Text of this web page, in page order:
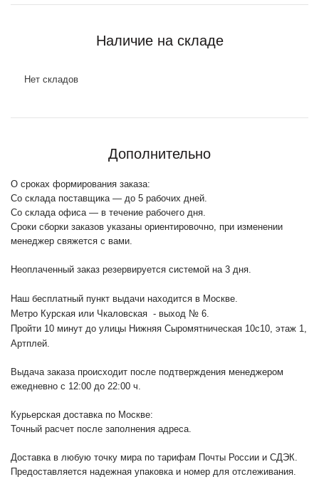
Наличие на складе
Нет складов
Дополнительно
О сроках формирования заказа:
Со склада поставщика — до 5 рабочих дней.
Со склада офиса — в течение рабочего дня.
Сроки сборки заказов указаны ориентировочно, при изменении
менеджер свяжется с вами.
Неоплаченный заказ резервируется системой на 3 дня.
Наш бесплатный пункт выдачи находится в Москве.
Метро Курская или Чкаловская - выход № 6.
Пройти 10 минут до улицы Нижняя Сыромятническая 10с10, этаж 1,
Артплей.
Выдача заказа происходит после подтверждения менеджером
ежедневно с 12:00 до 22:00 ч.
Курьерская доставка по Москве:
Точный расчет после заполнения адреса.
Доставка в любую точку мира по тарифам Почты России и СДЭК.
Предоставляется надежная упаковка и номер для отслеживания.